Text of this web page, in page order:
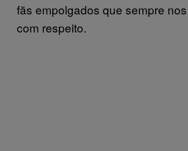
fãs empolgados que sempre
com respeito.